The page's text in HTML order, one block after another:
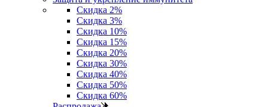
Скидка 2%
Скидка 3%
Скидка 10%
Скидка 15%
Скидка 20%
Скидка 30%
Скидка 40%
Скидка 50%
Скидка 60%